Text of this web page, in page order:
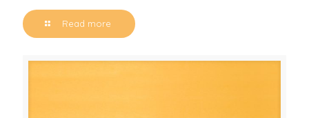
Read more